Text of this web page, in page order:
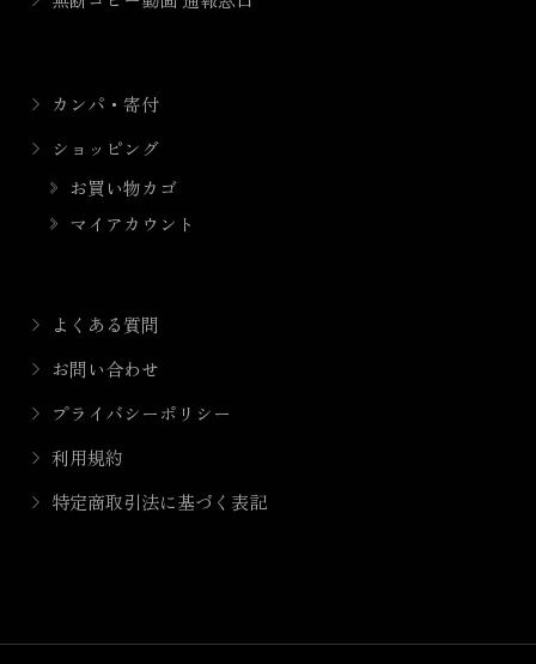
カンパ・寄付
ショッピング
お買い物カゴ
マイアカウント
よくある質問
お問い合わせ
プライバシーポリシー
利用規約
特定商取引法に基づく表記